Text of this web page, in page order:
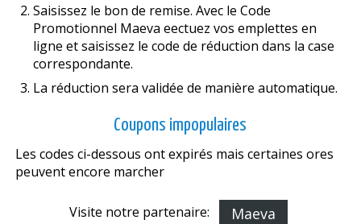
Saisissez le bon de remise. Avec le Code
Promotionnel Maeva effectuez vos emplettes en
ligne et saisissez le code de réduction dans la case
correspondante.
La réduction sera validée de manière automatique.
Coupons impopulaires
Les codes ci-dessous ont expirés mais certaines offres
peuvent encore marcher
Visite notre partenaire: Maeva